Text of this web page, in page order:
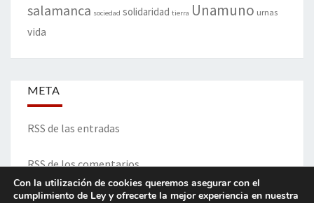
salamanca sociedad solidaridad tierra Unamuno urnas
vida
META
RSS de las entradas
RSS de los comentarios
Con la utilización de cookies queremos asegurar con el
cumplimiento de Ley y ofrecerte la mejor experiencia en nuestra